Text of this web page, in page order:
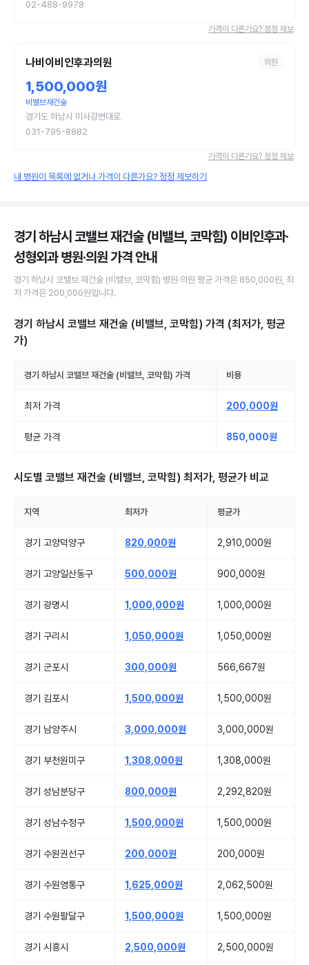
02-488-9978
가격이 다른가요? 정정 제보
나비이비인후과의원 의원
1,500,000원
비밸브재건술
경기도 하남시 미사강변대로
031-795-8882
가격이 다른가요? 정정 제보
내 병원이 목록에 없거나 가격이 다른가요? 정정 제보하기
경기 하남시 코밸브 재건술 (비밸브, 코막힘) 이비인후과·
성형외과 병원·의원가격 안내
경기 하남시 코밸브 재건술 (비밸브, 코막힘) 병원·의원 평균 가격은 850,000원 , 최
저 가격은 200,000원입니다.
경기 하남시 코밸브 재건술 (비밸브, 코막힘) 가격 (최저가, 평균
가)
경기 하남시 코밸브 재건술 (비밸브, 코막힘) 가격 비용
최저 가격 200,000원
평균 가격 850,000원
시도별 코밸브 재건술 (비밸브, 코막힘) 최저가, 평균가 비교
지역 최저가 평균가
경기 고양덕양구 820,000원 2,910,000원
경기 고양일산동구 500,000원 900,000원
경기 광명시 1,000,000원 1,000,000원
경기 구리시 1,050,000원 1,050,000원
경기 군포시 300,000원 566,667원
경기 김포시 1,500,000원 1,500,000원
경기 남양주시 3,000,000원 3,000,000원
경기 부천원미구 1,308,000원 1,308,000원
경기 성남분당구 800,000원 2,292,820원
경기 성남수정구 1,500,000원 1,500,000원
경기 수원권선구 200,000원 200,000원
경기 수원영통구 1,625,000원 2,062,500원
경기 수원팔달구 1,500,000원 1,500,000원
경기 시흥시 2,500,000원 2,500,000원